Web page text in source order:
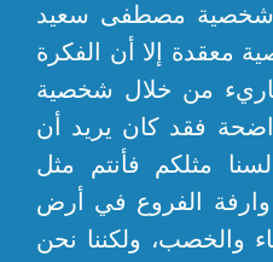
شخصية مصطفى سعيد
معقدة إلا أن الفكرة
من خلال شخصية
فقد كان يريد أن
لسنا مثلكم فأنتم مثل
الفروع في أرض
والخصب، ولكننا نحن